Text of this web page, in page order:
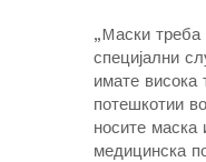
„Mаски
специјални
имате висока
потешкотии
носите маска
медицинска